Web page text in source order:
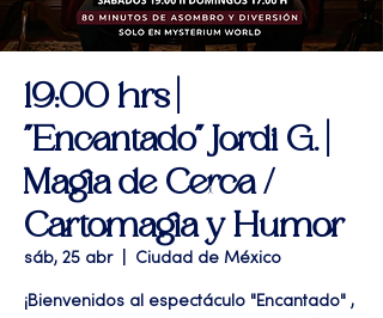
19:00 hrs |
"Encantado" Jordi G. |
Magia de Cerca /
Cartomagia y Humor
sáb, 25 abr
  |
Ciudad de México
¡Bienvenidos al espectáculo "Encantado" ,